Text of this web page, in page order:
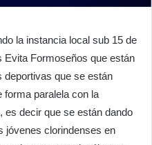
la instancia local sub 15 de
Evita Formoseños que están
deportivas que se están
forma paralela con la
es decir que se están dando
jóvenes clorindenses en